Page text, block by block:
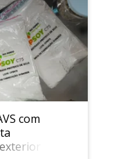
com